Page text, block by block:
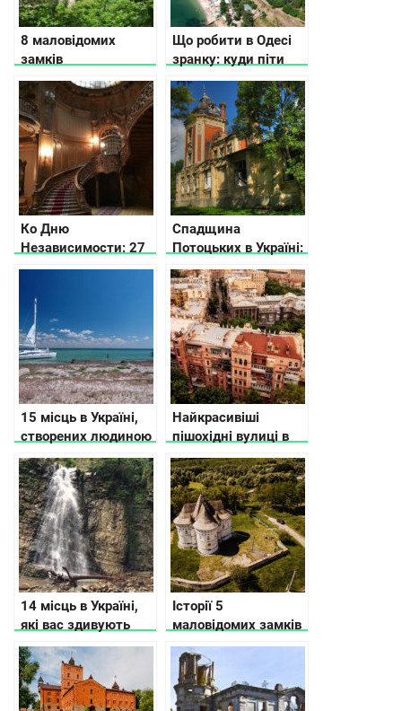
8 маловідомих
замків
Тернопільської
області
Що робити в Одесі
зранку: куди піти
поїсти і де погуляти
Ко Дню
Независимости: 27
малоизвестных
Спадщина
Потоцьких в Україні:
15 палаців, замків і
фортець
15 місць в Україні,
створених людиною
та природою, які вам
точно сподобаються
Найкрасивіші
пішохідні вулиці в
різних містах
України
14 місць в Україні,
які вас здивують
Історії 5
маловідомих замків
Хмельницької
області